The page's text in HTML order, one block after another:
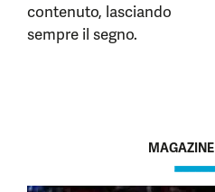
contenuto, lasciando
sempre il segno.
MAGAZINE